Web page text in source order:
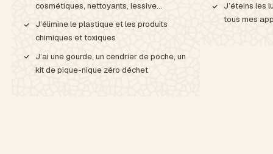
cosmétiques, nettoyants, lessive…
J’élimine le plastique et les produits
chimiques et toxiques
J’ai une gourde, un cendrier de poche, un
kit de pique-nique zéro déchet
J’éteins les
tous mes